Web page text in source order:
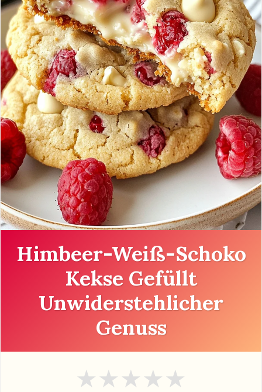
Himbeer-Weiß-Schoko
Kekse Gefüllt
Unwiderstehlicher
Genuss
★★★★★